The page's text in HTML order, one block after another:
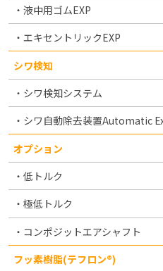
液中用ゴムEXP
エキセントリックEXP
シワ検知
シワ検知システム
シワ自動除去装置Automatic
オプション
低トルク
極低トルク
コンポジットエアシャフト
フッ素樹脂(テフロン®)